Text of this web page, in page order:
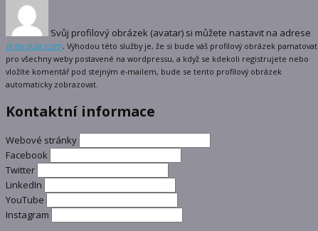
Svůj profilový obrázek (avatar) si můžete nastavit na adrese
gravatar.com. Výhodou této služby je, že si bude váš profilový obrázek pamatovat
pro všechny weby postavené na wordpressu, a když se kdekoli registrujete nebo
vložíte komentář pod stejným e-mailem, bude se tento profilový obrázek
automaticky zobrazovat.
Kontaktní informace
Webové stránky
Facebook
Twitter
LinkedIn
YouTube
Instagram